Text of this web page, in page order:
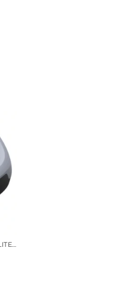
LITEN ROBOTGRESSKLIPPER FOR LITEN PLEN